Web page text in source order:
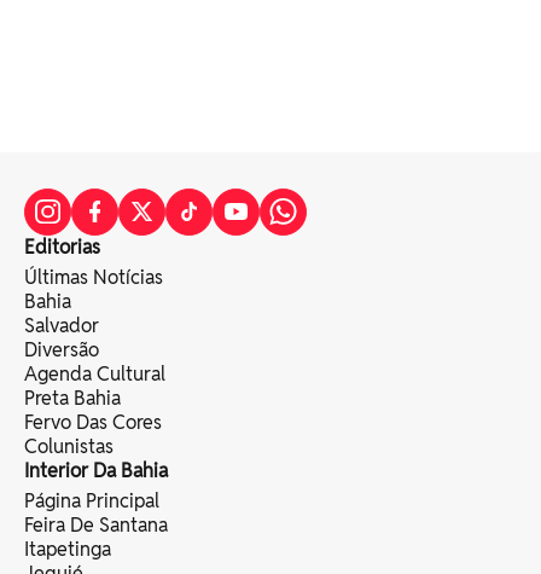
Editorias
Últimas Notícias
Bahia
Salvador
Diversão
Agenda Cultural
Preta Bahia
Fervo Das Cores
Colunistas
Interior Da Bahia
Página Principal
Feira De Santana
Itapetinga